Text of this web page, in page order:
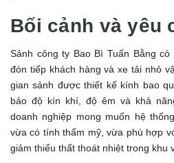
Bối cảnh và yêu
Sảnh công ty Bao Bì Tuấn Bằng
đón tiếp khách hàng và xe tải nhỏ
gian sảnh được thiết kế kính bao
bảo độ kín khí, độ êm và khả
doanh nghiệp mong muốn hệ
vừa có tính thẩm mỹ, vừa phù hợp
giảm thiểu thất thoát nhiệt trong khu